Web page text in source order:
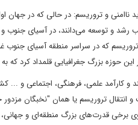
ناامنی و تروریسم: در حالی که در
رشد و توسعه می‌دانند، در آسیای
که در سراسر منطقه آسیای جنوب
این حوزه بزرگ جغرافیایی قلمداد کرد
و کارآمد علمی، فرهنگی، اجتماعی و
تروریسم یا همان "نخبگان
برخی قدرت‌های بزرگ منطقه‌ای و